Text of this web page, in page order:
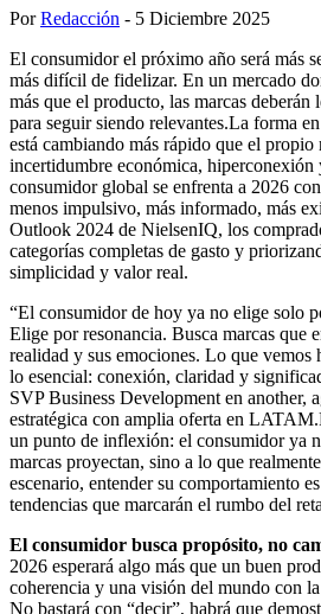
PorRedacción - 5 Diciembre 2025
El consumidor el próximo año será más
más difícil de fidelizar. En un mercado
más que el producto, las marcas deberán
para seguir siendo relevantes.La forma
está cambiando más rápido que el propio
incertidumbre económica, hiperconexión
consumidor global se enfrenta a 2026
menos impulsivo, más informado, más
Outlook 2024 de NielsenIQ, los
categorías completas de gasto y
simplicidad y valor real.
“El consumidor de hoy ya no elige solo
Elige por resonancia. Busca marcas que
realidad y sus emociones. Lo que vemos
lo esencial: conexión, claridad y
SVP Business Development en another,
estratégica con amplia oferta en
un punto de inflexión: el consumidor ya
marcas proyectan, sino a lo que
escenario, entender su comportamiento
tendencias que marcarán el rumbo del
El consumidor busca propósito, no
2026 esperará algo más que un buen
coherencia y una visión del mundo con
No bastará con “decir”, habrá que